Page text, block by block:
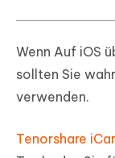
Wenn Auf iOS
sollten Sie
verwenden.
Tenorshare